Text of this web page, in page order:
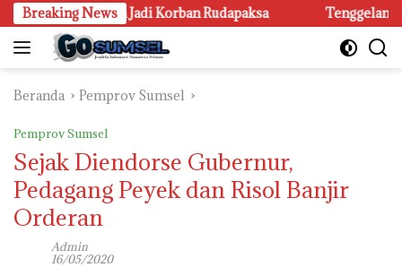
Langsung
ke
konten
Breaking News
Jadi Korban Rudapaksa Tenggelam di Sungai
Beranda Pemprov Sumsel
Pemprov Sumsel
Sejak Diendorse Gubernur,
Pedagang Peyek dan Risol Banjir
Orderan
Admin
16/05/2020